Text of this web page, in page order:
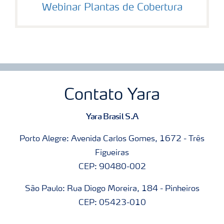
Webinar Plantas de Cobertura
Contato Yara
Yara Brasil S.A
Porto Alegre: Avenida Carlos Gomes, 1672 - Três
Figueiras
CEP: 90480-002
São Paulo: Rua Diogo Moreira, 184 - Pinheiros
CEP: 05423-010